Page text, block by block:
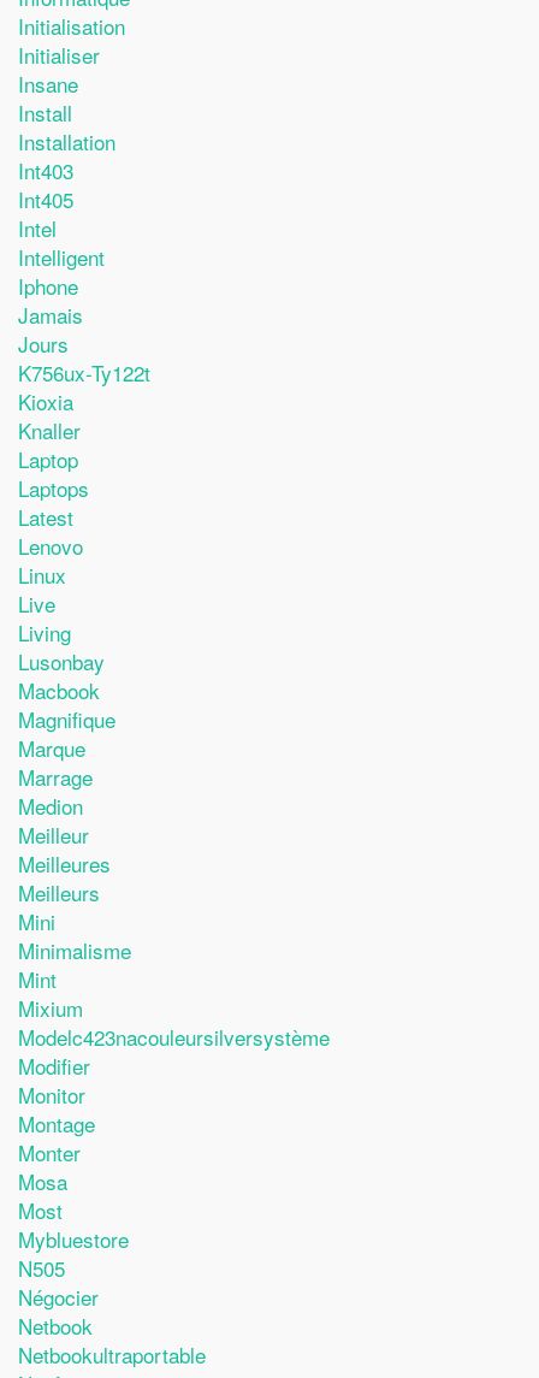
Initialisation
Initialiser
Insane
Install
Installation
Int403
Int405
Intel
Intelligent
Iphone
Jamais
Jours
K756ux-Ty122t
Kioxia
Knaller
Laptop
Laptops
Latest
Lenovo
Linux
Live
Living
Lusonbay
Macbook
Magnifique
Marque
Marrage
Medion
Meilleur
Meilleures
Meilleurs
Mini
Minimalisme
Mint
Mixium
Modelc423nacouleursilversystème
Modifier
Monitor
Montage
Monter
Mosa
Most
Mybluestore
N505
Négocier
Netbook
Netbookultraportable